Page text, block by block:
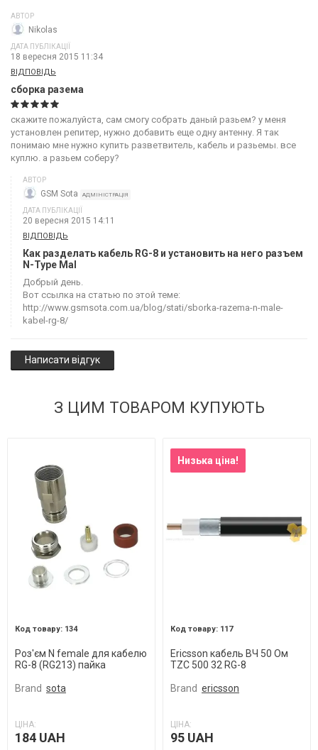
АВТОР
Nikolas
ДАТА ПУБЛІКАЦІЇ
18 вересня 2015 11:34
ВІДПОВІДЬ
сборка разема
скажите пожалуйста, сам смогу собрать даный разьем? у меня
установлен репитер, нужно добавить еще одну антенну. Я так
понимаю мне нужно купить разветвитель, кабель и разьемы. все
куплю. а разьем соберу?
АВТОР
GSM Sota АДМІНІСТРАЦІЯ
ДАТА ПУБЛІКАЦІЇ
20 вересня 2015 14:11
ВІДПОВІДЬ
Как разделать кабель RG-8 и установить на него разъем
N-Type Mal
Добрый день.
Вот ссылка на статью по этой теме:
http://www.gsmsota.com.ua/blog/stati/sborka-razema-n-male-
kabel-rg-8/
Написати відгук
З ЦИМ ТОВАРОМ КУПУЮТЬ
134
Роз'єм N female для кабелю
RG-8 (RG213) пайка
Brand sota
ЦІНА:
184 UAH
Низька ціна!
117
Ericsson кабель ВЧ 50 Ом
TZC 500 32 RG-8
Brand ericsson
ЦІНА:
95 UAH